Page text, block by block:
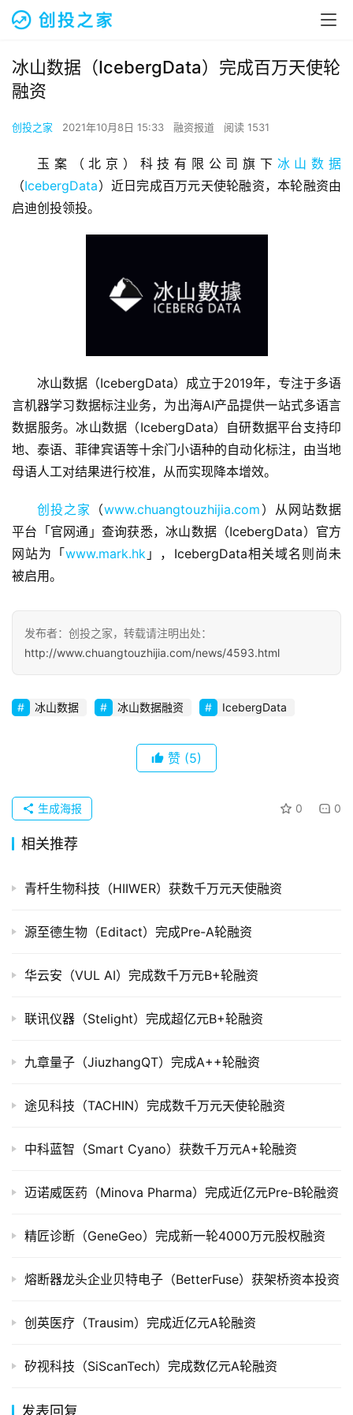
首
页
报
道
业
观
察
创
牌
布
并
重
上
投
据
创
学
院
冰山数据（IcebergData）完成百万天使轮
融资
创投之家 2021年10月8日 15:33 融资报道 阅读 1531
玉案（北京）科技有限公司旗下 冰山数据
（IcebergData）近日完成百万元天使轮融资，本轮融资由
启迪创投领投。
冰山数据（IcebergData）成立于2019年，专注于多语
言机器学习数据标注业务，为出海AI产品提供一站式多语言
数据服务。冰山数据（IcebergData）自研数据平台支持印
地、泰语、菲律宾语等十余门小语种的自动化标注，由当地
母语人工对结果进行校准，从而实现降本增效。
创投之家 （www.chuangtouzhijia.com ）从网站数据
平台「官网通」查询获悉，冰山数据（IcebergData）官方
网站为「www.mark.hk 」，IcebergData相关域名则尚未
被启用。
发布者：创投之家，转载请注明出处：
http://www.chuangtouzhijia.com/news/4593.html
冰山数据 冰山数据融资 IcebergData
赞 (5)
0 0
生成海报
相关推荐
青杄生物科技（HIIWER）获数千万元天使融资
源至德生物（Editact）完成Pre-A轮融资
华云安（VUL AI）完成数千万元B+轮融资
联讯仪器（Stelight）完成超亿元B+轮融资
九章量子（JiuzhangQT）完成A++轮融资
途见科技（TACHIN）完成数千万元天使轮融资
中科蓝智（Smart Cyano）获数千万元A+轮融资
迈诺威医药（Minova Pharma）完成近亿元Pre-B轮融资
精匠诊断（GeneGeo）完成新一轮4000万元股权融资
熔断器龙头企业贝特电子（BetterFuse）获架桥资本投资
创英医疗（Trausim）完成近亿元A轮融资
矽视科技（SiScanTech）完成数亿元A轮融资
发表回复